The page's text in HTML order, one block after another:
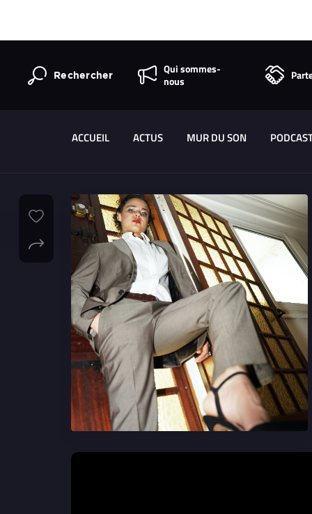
Rechercher
Qui sommes-
nous
ACCUEIL ACTUS MUR DU SON